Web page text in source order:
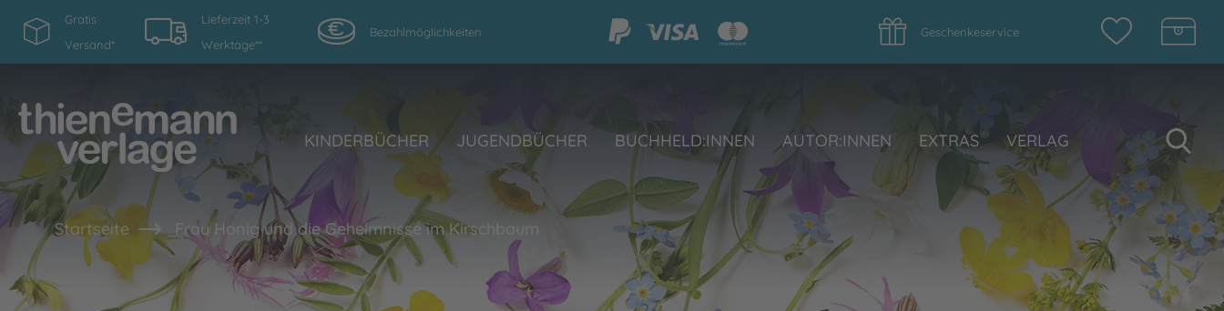
Gratis
Versand*
Lieferzeit 1-3
Werktage**
Bezahlmöglichkeiten Geschenkeservice
KINDERBÜCHER JUGENDBÜCHER BUCHHELD:INNEN AUTOR:INNEN EXTRAS VERLAG
Startseite Frau Honig und die Geheimnisse im Kirschbaum